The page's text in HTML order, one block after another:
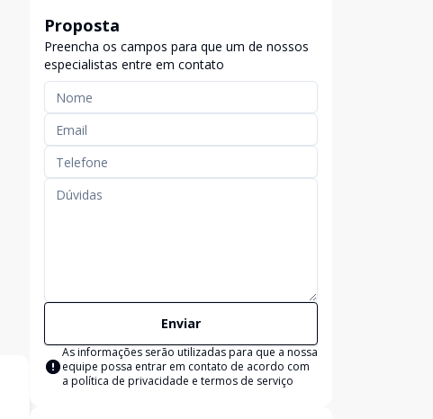
Proposta
Preencha os campos para que um de nossos
especialistas entre em contato
Enviar
As informações serão utilizadas para que a nossa
equipe possa entrar em contato de acordo com
a política de privacidade e termos de serviço